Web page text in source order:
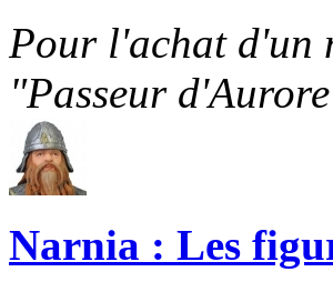
Pour l'achat d'un
"Passeur
Narnia : Les